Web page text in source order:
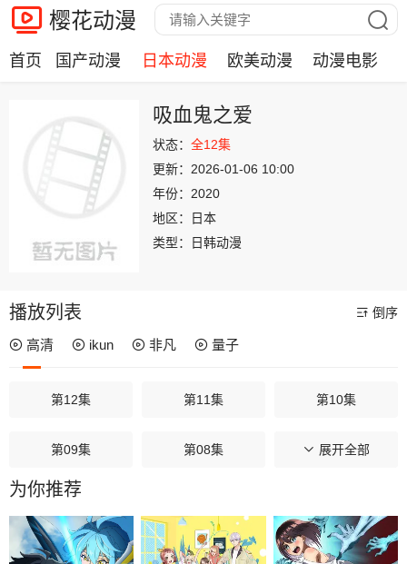
樱花动漫
首页 国产动漫 日本动漫 欧美动漫 动漫电影
吸血鬼之爱
状态： 全12集
更新： 2026-01-06 10:00
年份： 2020
地区：
日本
类型：
日韩动漫
播放列表 倒序
高清 ikun 非凡 量子
第12集 第11集 第10集
第09集 第08集 第07集
第06集
第03集 第02集 第01集
展开全部
为你推荐